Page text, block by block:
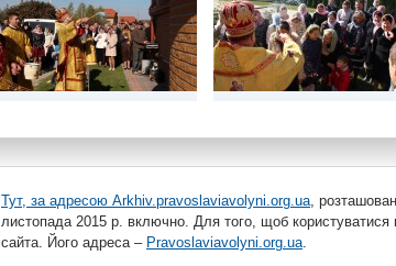
Тут, за адресою Arkhiv.pravoslaviavolyni.org.ua,
листопада 2015 р. включно. Для того, щоб користуватися
сайта. Його адреса – Pravoslaviavolyni.org.ua.